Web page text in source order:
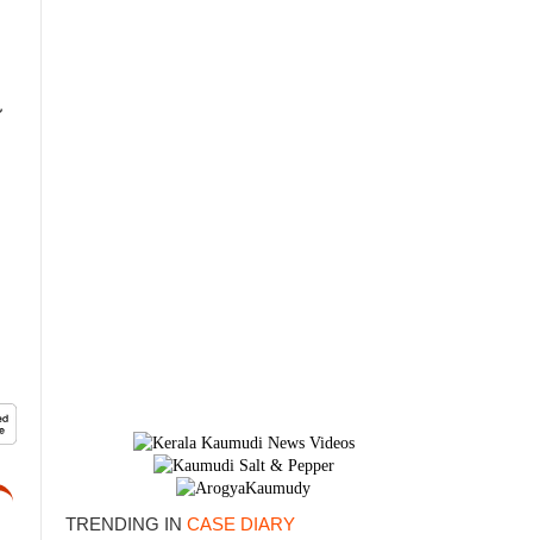
TRENDING IN CASE DIARY